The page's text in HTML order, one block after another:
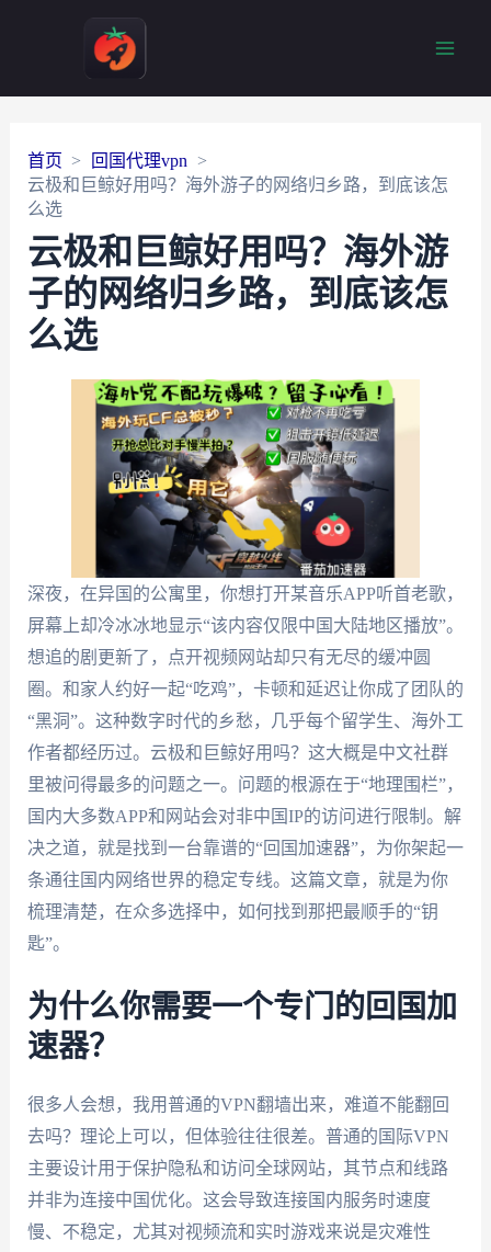
首页
回国代理vpn
云极和巨鲸好用吗？海外游子的网络归乡路，到底该怎
么选
云极和巨鲸好用吗？海外游
子的网络归乡路，到底该怎
么选
深夜，在异国的公寓里，你想打开某音乐APP听首老歌，
屏幕上却冷冰冰地显示“该内容仅限中国大陆地区播放”。
想追的剧更新了，点开视频网站却只有无尽的缓冲圆
圈。和家人约好一起“吃鸡”，卡顿和延迟让你成了团队的
“黑洞”。这种数字时代的乡愁，几乎每个留学生、海外工
作者都经历过。云极和巨鲸好用吗？这大概是中文社群
里被问得最多的问题之一。问题的根源在于“地理围栏”，
国内大多数APP和网站会对非中国IP的访问进行限制。解
决之道，就是找到一台靠谱的“回国加速器”，为你架起一
条通往国内网络世界的稳定专线。这篇文章，就是为你
梳理清楚，在众多选择中，如何找到那把最顺手的“钥
匙”。
为什么你需要一个专门的回国加
速器？
很多人会想，我用普通的VPN翻墙出来，难道不能翻回
去吗？理论上可以，但体验往往很差。普通的国际VPN
主要设计用于保护隐私和访问全球网站，其节点和线路
并非为连接中国优化。这会导致连接国内服务时速度
慢、不稳定，尤其对视频流和实时游戏来说是灾难性